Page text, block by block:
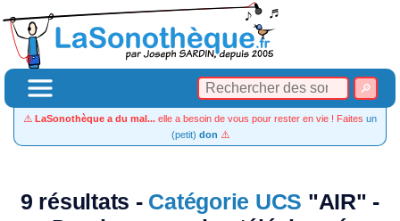
⚠️ LaSonothèque a du mal... elle a besoin de vous pour rester en vie ! Faites un
(petit) don ⚠️
9 résultats - Catégorie UCS "AIR" -